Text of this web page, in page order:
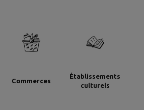
Commerces
Établissements
culturels